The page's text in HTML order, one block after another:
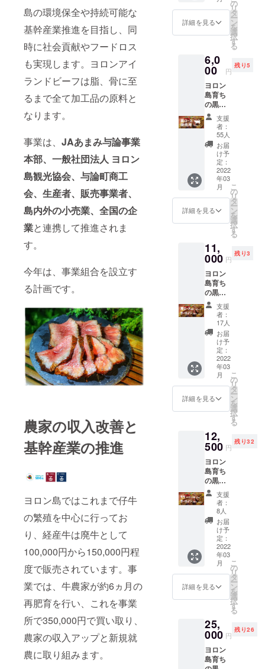
島の環境保全や持続可能な
基幹産業推進を目指し、同
時に社会貢献やフードロス
も実現します。ヨロンアイ
ランドビーフは脂、骨に至
るまで全て加工品の原料と
なります。
事業は、 JAあまみ与論事業
本部、一般社団法人 ヨロン
島観光協会、与論町商工
会、生産者、販売事業者、
島内外の小売業、全国の企
業と連携して推進されま
す。
今年は、事業組合を設立す
る計画です。
農家の収入改善と
基幹産業の推進
ヨロン島ではこれまで仔牛
の繁殖を中心に行ってお
り、経産牛は廃牛として
100,000円から150,000円程
度で販売されています。事
業では、牛農家が約6ヵ月の
再肥育を行い、これを事業
所で350,000円で買い取り、
農家の収入アップと新規就
農に取り組みます。
がござ
いま
ため多
少のか
すれが
ある場
合がご
ざいま
す。
）】 特
製たれ
付き
【お礼
紙】
《モ
モ》 赤
身の旨
味が濃
厚で
ジュー
シー。
黒毛和
牛の美
味しさ
を存分
に味わ
うため
にミ
ディア
ムレア
大変美
味しく
召し上
がれま
す。 ・
名称：
ヨロン
島産黒
毛和牛
［モ
モ］ ・
原材料
名：牛
肉 ・原
料原産
地：鹿
児島県
保存方
法：-18
で保存
してく
ださ
い。 ※
精肉は
手切り
のため
重量に
多少の
違いが
ありま
す。 ※
宅急便
（冷
けとな
りま
味期限
は到着
詳細を見る
の
リ
タ
ー
ン
を
選
択
す
る
6,0
00 円
残り5
ヨロン
島育ち
の黒毛
和牛
【肩
ロース
焼肉用
精肉
（300g
）】
150g ×
2 【お
礼の手
紙】
《肩
ロー
度な霜
降りと
赤身の
バラン
ス。 風
味や旨
味が強
く「黒
毛和種
母牛の
美味し
さ」を
十分に
感じる
ことが
出来ま
す。 ・
毛和牛
［肩
ロー
ス］ ・
原材料
名：牛
肉 ・原
料原産
地：鹿
児島県
・内容
量：
150g ・
保存方
法：-18
℃以下
で保存
精肉は
手切り
重量に
多少の
支援
者：
55人
お届
け予
定：
2022
年03
月
詳細を見る
こ
の
リ
タ
ー
ン
を
選
択
す
る
11,
000 円
残り3
ヨロン
島育ち
の黒毛
和牛
【肩
ロース
焼肉用
精肉
（300g
）】
150g ×
【サー
ロイン
ステー
キ用精
（230g
）】
【お礼
の手
紙】
《肩
ロー
ス》 適
度な霜
降りと
赤身の
バラン
ス。 風
味や旨
味が強
く「黒
毛和種
十分に
感じる
ことが
出来ま
す。
支援
者：
17人
お届
け予
定：
2022
年03
月
詳細を見る
こ
の
リ
タ
ー
ン
を
選
択
す
る
12,
500 円
残り32
ヨロン
島育ち
の黒毛
和牛
【ロー
スト
ビーフ
用精肉
（400g
）】
【サー
ロイン
ステー
キ用精
肉
（230g
【お礼
の手
紙】
《モ
モ》 赤
支援
者：
8人
お届
け予
定：
2022
年03
月
詳細を見る
こ
の
リ
タ
ー
ン
を
選
択
す
る
25,
000 円
残り26
ヨロン
島育ち